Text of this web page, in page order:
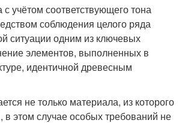
учётом соответствующего тона
соблюдения целого ряда
ситуации одним из ключевых
элементов, выполненных в
идентичной древесным
не только материала, из которого
в этом случае особых требований не